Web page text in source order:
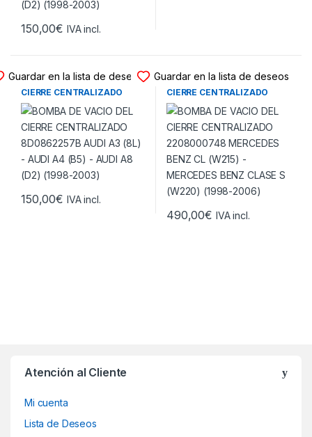
150,00€ IVA incl.
Guardar en la lista de deseos
BOMBA DE VACIO DEL
CIERRE CENTRALIZADO
8D0862257B AUDI A3 (8L) –
AUDI A4 (B5) – AUDI A8 (D2)
(1998-2003)
150,00€ IVA incl.
Guardar en la lista de deseos
BOMBA DE VACIO DEL
CIERRE CENTRALIZADO
2208000748 MERCEDES
BENZ CL (W215) – MERCEDES
BENZ CLASE S (W220)
(1998-2006)
490,00€ IVA incl.
Atención al Cliente
Mi cuenta
Lista de Deseos